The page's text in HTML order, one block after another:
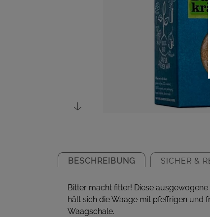
BESCHREIBUNG SICHER &
Bitter macht fitter! Diese
hält sich die Waage mit pfeffrigen und
Waagschale.